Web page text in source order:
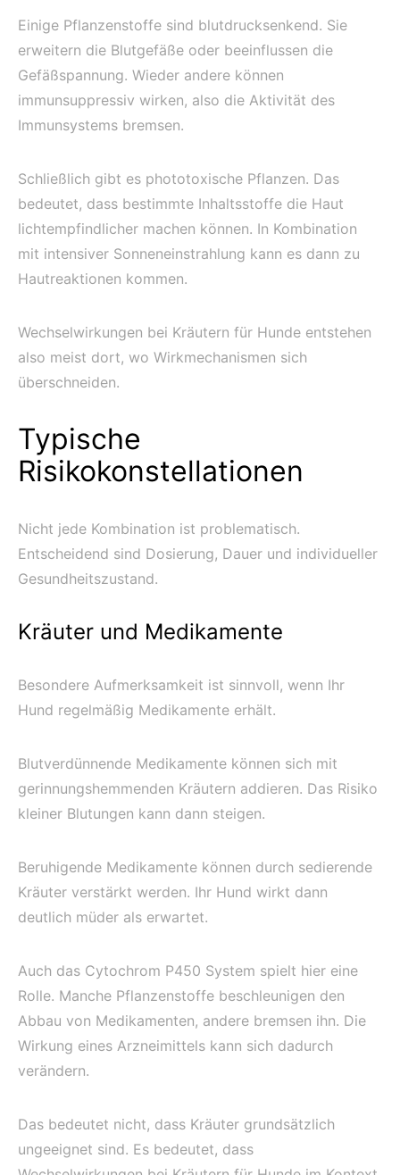
Einige Pflanzenstoffe sind blutdrucksenkend. Sie
erweitern die Blutgefäße oder beeinflussen die
Gefäßspannung. Wieder andere können
immunsuppressiv wirken, also die Aktivität des
Immunsystems bremsen.
Schließlich gibt es phototoxische Pflanzen. Das
bedeutet, dass bestimmte Inhaltsstoffe die Haut
lichtempfindlicher machen können. In Kombination
mit intensiver Sonneneinstrahlung kann es dann zu
Hautreaktionen kommen.
Wechselwirkungen bei Kräutern für Hunde entstehen
also meist dort, wo Wirkmechanismen sich
überschneiden.
Typische
Risikokonstellationen
Nicht jede Kombination ist problematisch.
Entscheidend sind Dosierung, Dauer und individueller
Gesundheitszustand.
Kräuter und Medikamente
Besondere Aufmerksamkeit ist sinnvoll, wenn Ihr
Hund regelmäßig Medikamente erhält.
Blutverdünnende Medikamente können sich mit
gerinnungshemmenden Kräutern addieren. Das Risiko
kleiner Blutungen kann dann steigen.
Beruhigende Medikamente können durch sedierende
Kräuter verstärkt werden. Ihr Hund wirkt dann
deutlich müder als erwartet.
Auch das Cytochrom P450 System spielt hier eine
Rolle. Manche Pflanzenstoffe beschleunigen den
Abbau von Medikamenten, andere bremsen ihn. Die
Wirkung eines Arzneimittels kann sich dadurch
verändern.
Das bedeutet nicht, dass Kräuter grundsätzlich
ungeeignet sind. Es bedeutet, dass